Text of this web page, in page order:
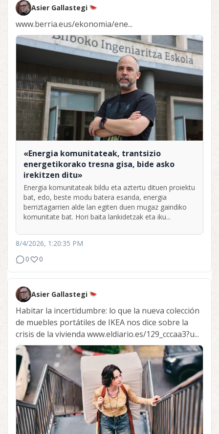
Asier Gallastegi
www.berria.eus/ekonomia/ene...
«Energia komunitateak, trantsizio
energetikorako tresna gisa, bide asko
irekitzen ditu»
Energia komunitateak bildu eta aztertu dituen proiektu
bat, edo, beste modu batera esanda, energia
berriztagarrien alde lan egiten duen mugaz gaindiko
komunitate bat. Hori baita lankidetzak eta iku...
8/4/2026, 1:20:35 PM
0
0
Asier Gallastegi
Habitar la incertidumbre: lo que la nueva colección
de muebles portátiles de IKEA nos dice sobre la
crisis de la vivienda www.eldiario.es/129_cccaa3?u...